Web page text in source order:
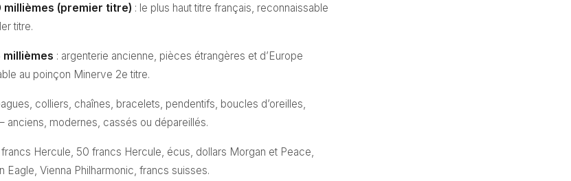
(premier titre) : le plus haut titre français, reconnaissable
titre.
: argenterie ancienne, pièces étrangères et d’Europe
au poinçon Minerve 2e titre.
colliers, chaînes, bracelets, pendentifs, boucles d’oreilles,
modernes, cassés ou dépareillés.
francs Hercule, 50 francs Hercule, écus, dollars Morgan et Peace,
Eagle, Vienna Philharmonic, francs suisses.